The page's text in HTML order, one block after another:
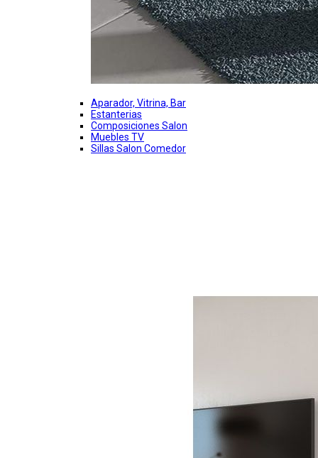
Aparador, Vitrina, Bar
Estanterias
Composiciones Salon
Muebles TV
Sillas Salon Comedor